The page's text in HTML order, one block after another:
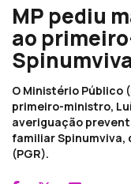
MP pediu
ao
Spinumviva
O Ministério Público
primeiro-ministro,
averiguação
familiar Spinumviva,
(PGR).